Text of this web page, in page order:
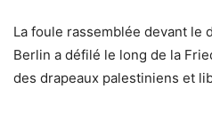
La foule rassemblée devant le
Berlin a défilé le long de la
des drapeaux palestiniens et